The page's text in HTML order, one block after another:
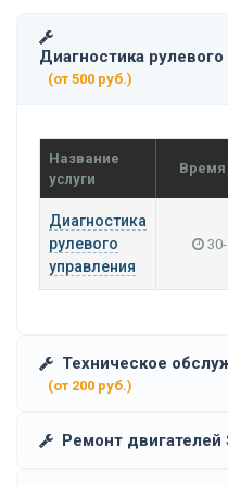
Диагностика
(от 500 руб.)
Название
услуги
Время
Диагностика
рулевого
управления
30-
Техническое
(от 200 руб.)
Ремонт двигателей